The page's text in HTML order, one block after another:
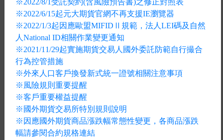
元大智能網
互動課程
最多元
最方便
※2022/8/1受託契約(含風險預告書)之修正對照表
※2022/6/15起元大期貨官網不再支援IE瀏覽器
※2022/1/3起因應歐盟MIFIDⅡ規範，法人LEI碼及自然
人National ID相關作業變更通知
※2021/11/29起實施期貨交易人國外委託防範自行撮合
行為控管措施
※外來人口客戶換發新式統一證號相關注意事項
※風險規則重要提醒
※客戶重要權益提醒
※國外期貨交易所特別規則說明
※因應國外期貨商品漲跌幅常態性變更，各商品漲跌
幅請參閱合約規格連結